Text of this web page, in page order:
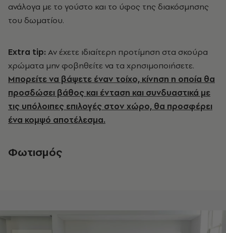
ανάλογα με το γούστο και το ύφος της διακόσμησης
του δωματίου.
Extra tip: Αν έχετε ιδιαίτερη προτίμηση στα σκούρα
χρώματα μην φοβηθείτε να τα χρησιμοποιήσετε.
Μπορείτε να βάψετε έναν τοίχο, κίνηση η οποία θα
προσδώσει βάθος και ένταση και συνδυαστικά με
τις υπόλοιπες επιλογές στον χώρο, θα προσφέρει
ένα κομψό αποτέλεσμα.
Φωτισμός